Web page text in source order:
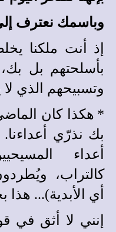
وباسمك نعترف إلى
إذ أنت ملكنا
بأسلحتهم بل
وتسبيحهم الذي
* هكذا كان
بك نذرّي
أعداء
كالتراب،
أي الأبدية)...
إنني لا أثق في